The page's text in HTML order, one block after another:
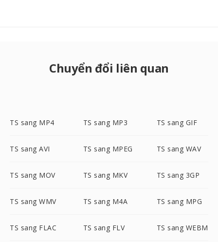
Chuyển đổi liên quan
TS sang MP4 TS sang MP3 TS sang GIF
TS sang AVI TS sang MPEG TS sang WAV
TS sang MOV TS sang MKV TS sang 3GP
TS sang WMV TS sang M4A TS sang MPG
TS sang FLAC TS sang FLV TS sang WEBM